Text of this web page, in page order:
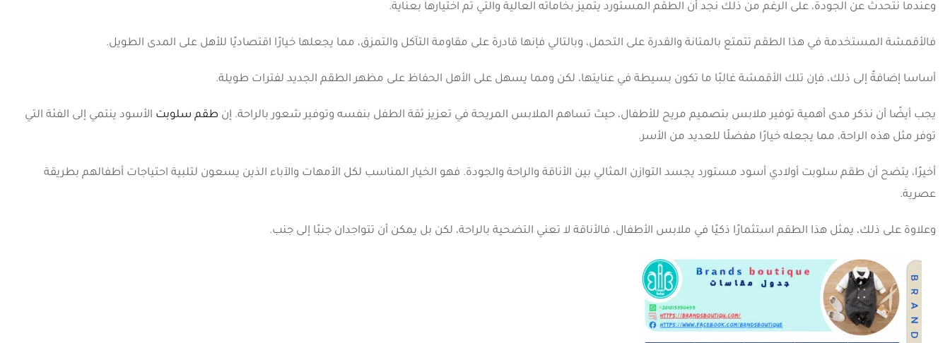
وعندما نتحدث عن الجودة، على الرغم من ذلك نجد أن الطقم المستورد يتميز بخاماته العالية والتي تم اختيارها بعناية.
فالأقمشة المستخدمة في هذا الطقم تتمتع بالمتانة والقدرة على التحمل، وبالتالي فإنها قادرة على مقاومة التآكل والتمزق، مما يجعلها خيارًا اقتصاديًا للأهل على المدى الطويل.
أساسا إضافةً إلى ذلك، فإن تلك الأقمشة غالبًا ما تكون بسيطة في عنايتها، لكن ومما يسهل على الأهل الحفاظ على مظهر الطقم الجديد لفترات طويلة.
يجب أيضًا أن نذكر مدى أهمية توفير ملابس بتصميم مريح للأطفال، حيث تساهم الملابس المريحة في تعزيز ثقة الطفل بنفسه وتوفير شعور بالراحة. إن طقم سلوبت الأسود ينتمي إلى الفئة التي
توفر مثل هذه الراحة، مما يجعله خيارًا مفضلًا للعديد من الأسر.
أخيرًا، يتضح أن طقم سلوبت أولادي أسود مستورد يجسد التوازن المثالي بين الأناقة والراحة والجودة. فهو الخيار المناسب لكل الأمهات والآباء الذين يسعون لتلبية احتياجات أطفالهم بطريقة
عصرية.
وعلاوة على ذلك، يمثل هذا الطقم استثمارًا ذكيًا في ملابس الأطفال، فالأناقة لا تعني التضحية بالراحة، لكن بل يمكن أن تتواجدان جنبًا إلى جنب.